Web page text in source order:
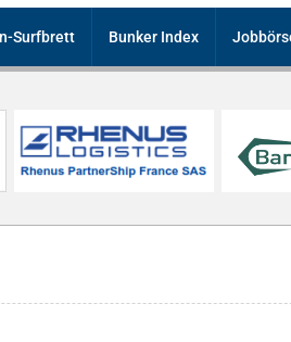
Surfbrett Bunker Index